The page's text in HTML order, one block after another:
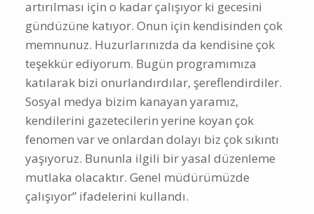
artırılması için o kadar çalışıyor ki gecesini
gündüzüne katıyor. Onun için kendisinden çok
memnunuz. Huzurlarınızda da kendisine çok
teşekkür ediyorum. Bugün programımıza
katılarak bizi onurlandırdılar, şereflendirdiler.
Sosyal medya bizim kanayan yaramız,
kendilerini gazetecilerin yerine koyan çok
fenomen var ve onlardan dolayı biz çok sıkıntı
yaşıyoruz. Bununla ilgili bir yasal düzenleme
mutlaka olacaktır. Genel müdürümüzde
çalışıyor” ifadelerini kullandı.